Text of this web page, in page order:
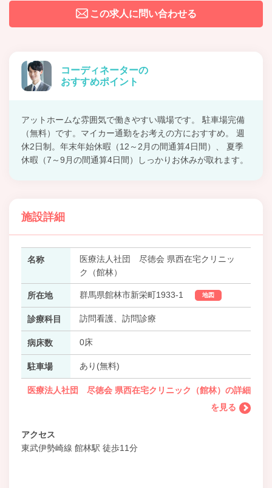
この求人に問い合わせる
コーディネーターの
おすすめポイント
アットホームな雰囲気で働きやすい職場です。 駐車場完備
（無料）です。マイカー通勤をお考えの方におすすめ。 週
休2日制。年末年始休暇（12～2月の間通算4日間）、 夏季
休暇（7～9月の間通算4日間）しっかりお休みが取れます。
施設詳細
名称
医療法人社団 尽徳会 県西在宅クリニッ
ク（館林）
所在地 群馬県館林市新栄町1933-1 地図
診療科目 訪問看護、訪問診療
病床数 0床
駐車場 あり(無料)
医療法人社団 尽徳会 県西在宅クリニック（館林）の詳細
を見る
アクセス
東武伊勢崎線 館林駅 徒歩11分